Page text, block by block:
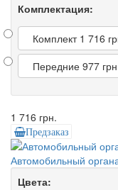
Комплектация:
Комплект 1 716
Передние 977
1 716 грн.
Предзаказ
Автомобильный
Цвета: